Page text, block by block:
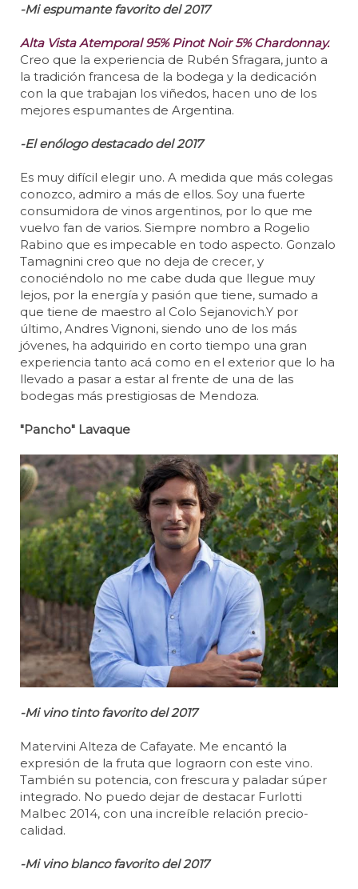
-Mi espumante favorito del 2017
Alta Vista Atemporal 95% Pinot Noir 5% Chardonnay.
Creo que la experiencia de Rubén Sfragara, junto a
la tradición francesa de la bodega y la dedicación
con la que trabajan los viñedos, hacen uno de los
mejores espumantes de Argentina.
-El enólogo destacado del 2017
Es muy difícil elegir uno. A medida que más colegas
conozco, admiro a más de ellos. Soy una fuerte
consumidora de vinos argentinos, por lo que me
vuelvo fan de varios. Siempre nombro a Rogelio
Rabino que es impecable en todo aspecto. Gonzalo
Tamagnini creo que no deja de crecer, y
conociéndolo no me cabe duda que llegue muy
lejos, por la energía y pasión que tiene, sumado a
que tiene de maestro al Colo Sejanovich.Y por
último, Andres Vignoni, siendo uno de los más
jóvenes, ha adquirido en corto tiempo una gran
experiencia tanto acá como en el exterior que lo ha
llevado a pasar a estar al frente de una de las
bodegas más prestigiosas de Mendoza.
"Pancho" Lavaque
-Mi vino tinto favorito del 2017
Matervini Alteza de Cafayate. Me encantó la
expresión de la fruta que lograorn con este vino.
También su potencia, con frescura y paladar súper
integrado. No puedo dejar de destacar Furlotti
Malbec 2014, con una increíble relación precio-
calidad.
-Mi vino blanco favorito del 2017